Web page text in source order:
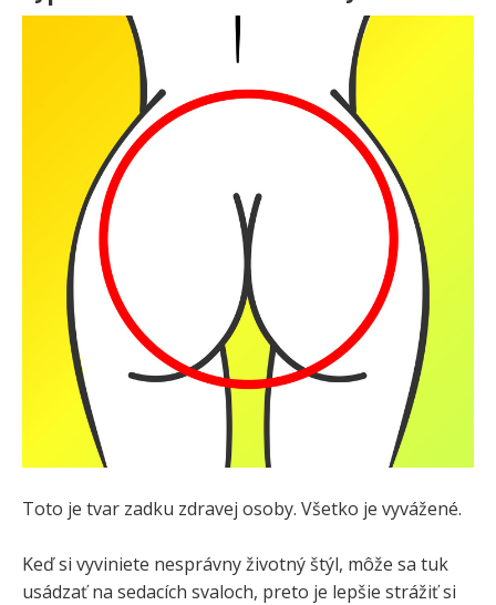
Toto je tvar zadku zdravej osoby. Všetko je vyvážené.
Keď si vyviniete nesprávny životný štýl, môže sa tuk
usádzať na sedacích svaloch, preto je lepšie strážiť si